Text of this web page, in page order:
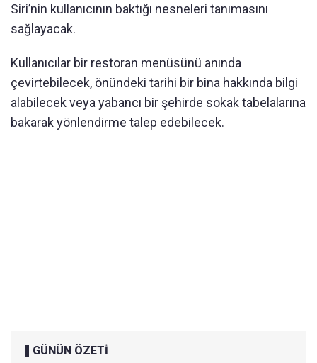
Siri’nin kullanıcının baktığı nesneleri tanımasını
sağlayacak.
Kullanıcılar bir restoran menüsünü anında
çevirtebilecek, önündeki tarihi bir bina hakkında bilgi
alabilecek veya yabancı bir şehirde sokak tabelalarına
bakarak yönlendirme talep edebilecek.
GÜNÜN ÖZETİ